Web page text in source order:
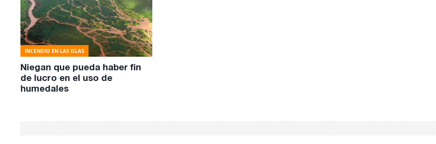
INCENDIO EN LAS ISLAS
Niegan que pueda haber fin
de lucro en el uso de
humedales